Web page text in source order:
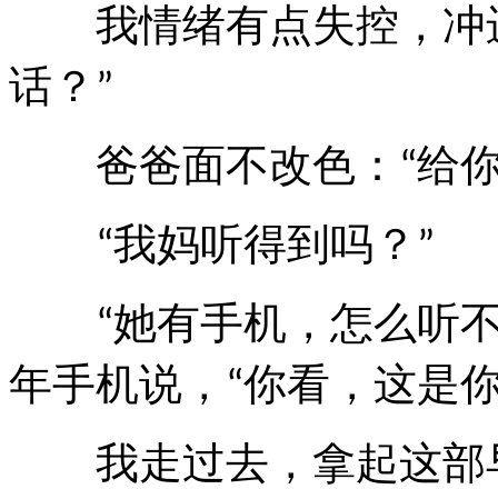
我情绪有点失控，冲
话？ ”
爸爸面不改色： “给
“我妈听得到吗？ ”
“她有手机，怎么听
年手机说， “你看，这是
我走过去，拿起这部